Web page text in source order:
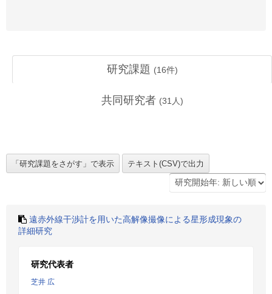
研究課題 (16件)
共同研究者 (31 人)
遠赤外線干渉計を用いた高解像撮像による星形成現象の
詳細研究
研究代表者
芝井 広